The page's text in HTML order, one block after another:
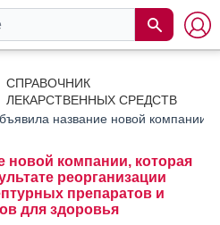
СПРАВОЧНИК
ЛЕКАРСТВЕННЫХ СРЕДСТВ
название новой компании,
новой компании, которая
реорганизации
препаратов и
для здоровья